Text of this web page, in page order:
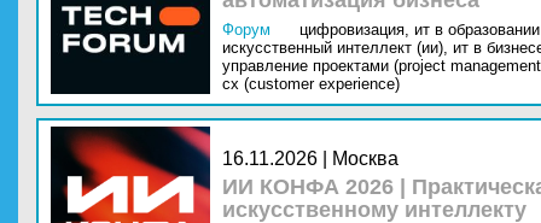
Форум цифровизация, ит в
искусственный интеллект (ии), ит в
управление проектами (project
cx (customer experience)
16.11.2026 | Москва
ИИ КОНФА 2026 |
искусственному интеллекту